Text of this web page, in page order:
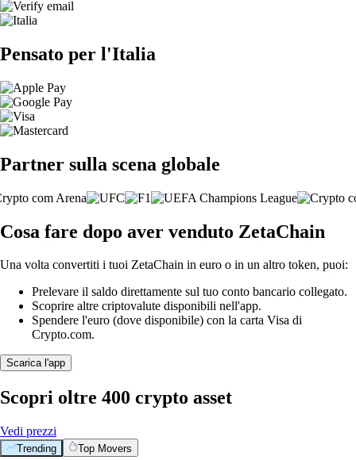
Pensato per l'Italia
Partner sulla scena globale
Cosa fare dopo aver venduto ZetaChain
Una volta convertiti i tuoi ZetaChain in euro o in un altro token, puoi:
Prelevare il saldo direttamente sul tuo conto bancario collegato.
Scoprire altre criptovalute disponibili nell'app.
Spendere l'euro (dove disponibile) con la carta Visa di
Crypto.com.
Scarica l'app
Scopri oltre 400 crypto asset
Vedi prezzi
Trending Top Movers